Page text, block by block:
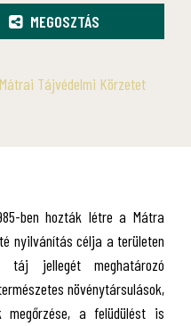
MEGOSZTÁS
Tájvédelmi Körzetet
ben hozták létre a Mátra
nyilvánítás célja a területen
jellegét meghatározó
növénytársulások,
a felüdülést is